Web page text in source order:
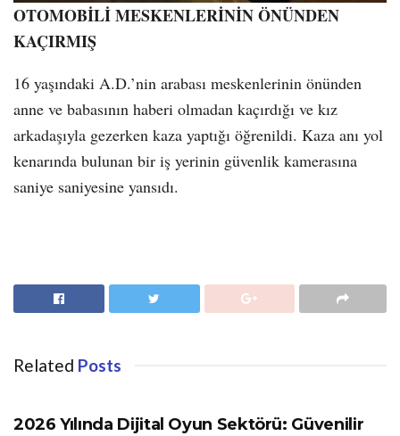
OTOMOBİLİ MESKENLERİNİN ÖNÜNDEN
KAÇIRMIŞ
16 yaşındaki A.D.’nin arabası meskenlerinin önünden
anne ve babasının haberi olmadan kaçırdığı ve kız
arkadaşıyla gezerken kaza yaptığı öğrenildi. Kaza anı yol
kenarında bulunan bir iş yerinin güvenlik kamerasına
saniye saniyesine yansıdı.
Related Posts
2026 Yılında Dijital Oyun Sektörü: Güvenilir